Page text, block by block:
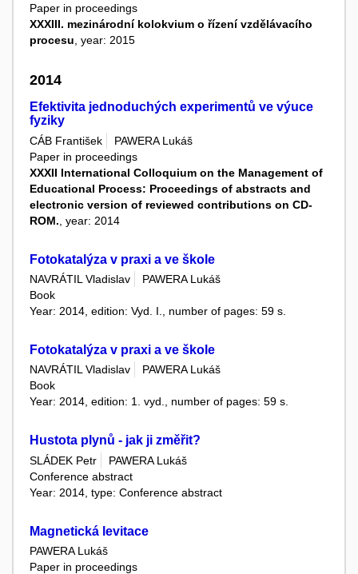
Paper in proceedings
XXXIII. mezinárodní kolokvium o řízení vzdělávacího
procesu , year: 2015
2014
Efektivita jednoduchých experimentů ve výuce
fyziky
CÁB František
PAWERA Lukáš
Paper in proceedings
XXXII International Colloquium on the Management of
Educational Process: Proceedings of abstracts and
electronic version of reviewed contributions on CD-
ROM. , year: 2014
Fotokatalýza v praxi a ve škole
NAVRÁTIL Vladislav
PAWERA Lukáš
Book
Year: 2014, edition: Vyd. I., number of pages: 59 s.
Fotokatalýza v praxi a ve škole
NAVRÁTIL Vladislav
PAWERA Lukáš
Book
Year: 2014, edition: 1. vyd., number of pages: 59 s.
Hustota plynů - jak ji změřit?
SLÁDEK Petr
PAWERA Lukáš
Conference abstract
Year: 2014, type: Conference abstract
Magnetická levitace
PAWERA Lukáš
Paper in proceedings